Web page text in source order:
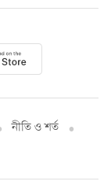
নীতি ও শর্ত